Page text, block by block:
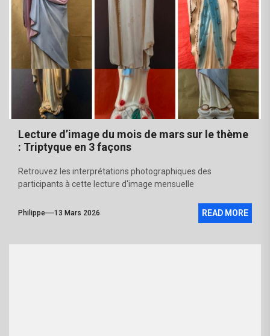
Lecture d’image du mois de mars sur le thème
: Triptyque en 3 façons
Retrouvez les interprétations photographiques des
participants à cette lecture d'image mensuelle
Philippe 13 Mars 2026 READ MORE